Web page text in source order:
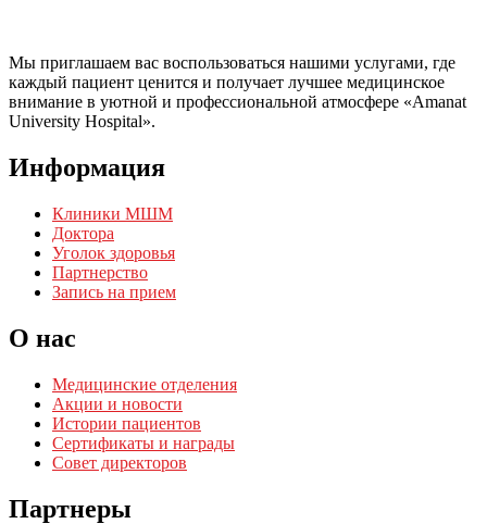
Мы приглашаем вас воспользоваться нашими услугами, где
каждый пациент ценится и получает лучшее медицинское
внимание в уютной и профессиональной атмосфере «Amanat
University Hospital».
Информация
Клиники МШМ
Доктора
Уголок здоровья
Партнерство
Запись на прием
О нас
Медицинские отделения
Акции и новости
Истории пациентов
Сертификаты и награды
Совет директоров
Партнеры